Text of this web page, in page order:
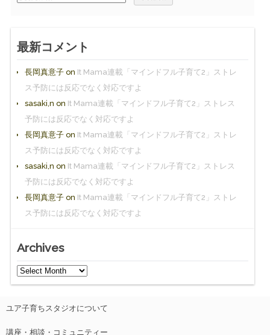
最新コメント
長岡真意子on It Mama連載「マインドフル子育て2」ストレ
ス予防には反応でなく対応ですよ
sasaki,n on It Mama連載「マインドフル子育て2」ストレス
予防には反応でなく対応ですよ
長岡真意子on It Mama連載「マインドフル子育て2」ストレ
ス予防には反応でなく対応ですよ
sasaki,n on It Mama連載「マインドフル子育て2」ストレス
予防には反応でなく対応ですよ
長岡真意子on It Mama連載「マインドフル子育て2」ストレ
ス予防には反応でなく対応ですよ
Archives
ユア子育ちスタジオについて
講座・相談・コミュニティー